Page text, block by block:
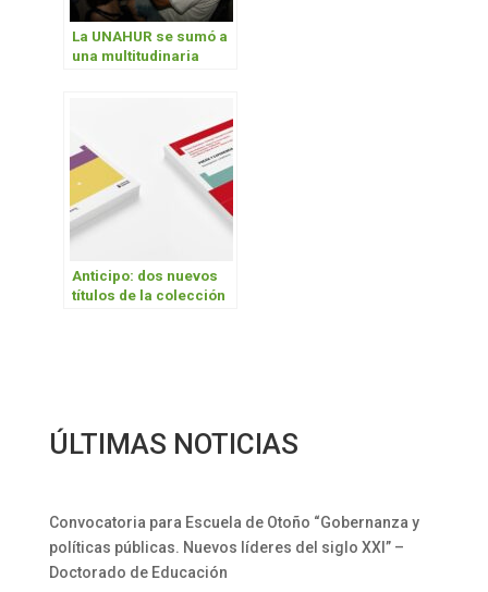
La UNAHUR se sumó a
una multitudinaria
Anticipo: dos nuevos
títulos de la colección
ÚLTIMAS NOTICIAS
Convocatoria para Escuela de Otoño “Gobernanza y
políticas públicas. Nuevos líderes del siglo XXI” –
Doctorado de Educación